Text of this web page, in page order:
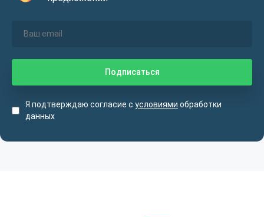
Я подтверждаю согласие с условиями обработки
данных